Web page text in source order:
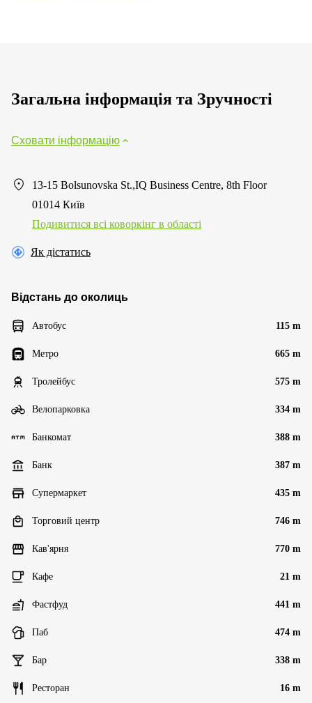
Загальна інформація та Зручності
Сховати інформацію
13-15 Bolsunovska St.,IQ Business Centre, 8th Floor
01014 Київ
Подивитися всі коворкінг в області
Як дістатись
Відстань до околиць
Автобус 115 m
Метро 665 m
Тролейбус 575 m
Велопарковка 334 m
Банкомат 388 m
Банк 387 m
Супермаркет 435 m
Торговий центр 746 m
Кав'ярня 770 m
Кафе 21 m
Фастфуд 441 m
Паб 474 m
Бар 338 m
Ресторан 16 m